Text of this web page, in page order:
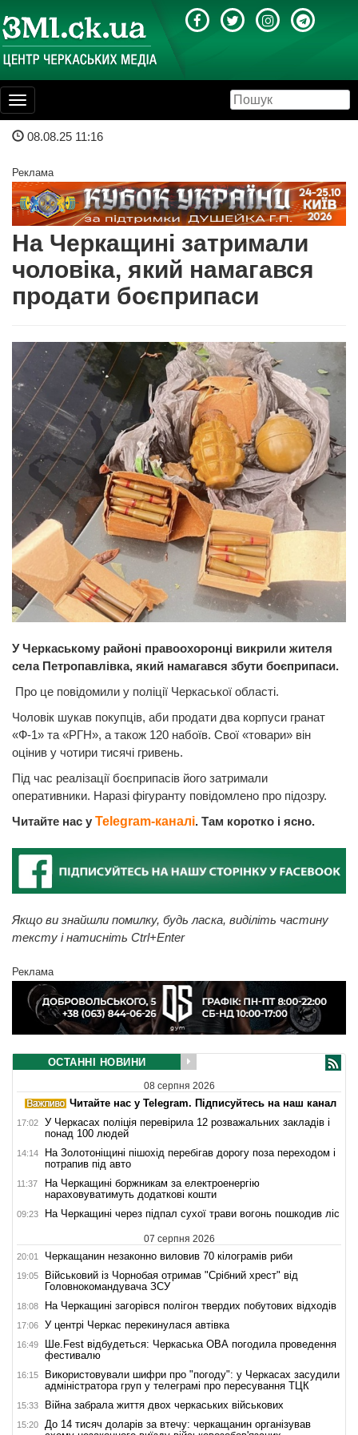
Toggle
navigation
08.08.25 11:16
Реклама
На Черкащині затримали
чоловіка, який намагався
продати боєприпаси
У Черкаському районі правоохоронці викрили жителя
села Петропавлівка, який намагався збути боєприпаси.
Про це повідомили у поліції Черкаської області.
Чоловік шукав покупців, аби продати два корпуси гранат
«Ф-1» та «РГН», а також 120 набоїв. Свої «товари» він
оцінив у чотири тисячі гривень.
Під час реалізації боєприпасів його затримали
оперативники. Наразі фігуранту повідомлено про підозру.
Читайте нас у Telegram-каналі. Там коротко і ясно.
Якщо ви знайшли помилку, будь ласка, виділіть частину
тексту і натисніть Ctrl+Enter
Реклама
ОСТАННІ НОВИНИ
08 серпня 2026
Читайте нас у Telegram. Підписуйтесь на наш канал
17:02
У Черкасах поліція перевірила 12 розважальних закладів і
понад 100 людей
14:14
На Золотоніщині пішохід перебігав дорогу поза переходом і
потрапив під авто
11:37
На Черкащині боржникам за електроенергію
нараховуватимуть додаткові кошти
09:23 На Черкащині через підпал сухої трави вогонь пошкодив ліс
07 серпня 2026
20:01 Черкащанин незаконно виловив 70 кілограмів риби
19:05
Військовий із Чорнобая отримав "Срібний хрест" від
Головнокомандувача ЗСУ
18:08 На Черкащині загорівся полігон твердих побутових відходів
17:06 У центрі Черкас перекинулася автівка
16:49
Ше.Fest відбудеться: Черкаська ОВА погодила проведення
фестивалю
16:15
Використовували шифри про "погоду": у Черкасах засудили
адміністратора груп у телеграмі про пересування ТЦК
15:33 Війна забрала життя двох черкаських військових
15:20
До 14 тисяч доларів за втечу: черкащанин організував